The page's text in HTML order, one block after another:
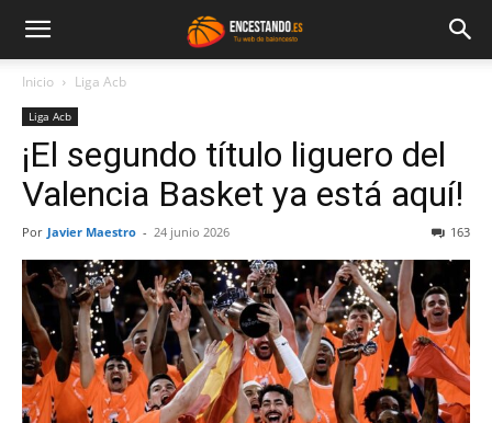
Inicio Liga Acb
Liga Acb
¡El segundo título liguero del
Valencia Basket ya está aquí!
Por Javier Maestro - 24 junio 2026 163